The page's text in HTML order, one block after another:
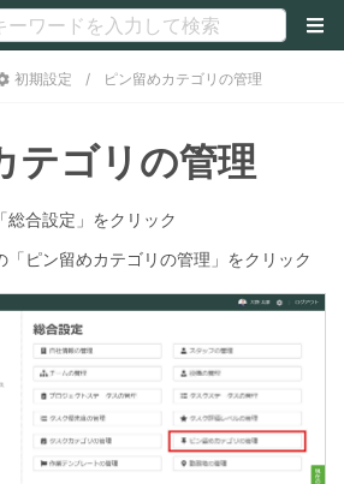
初期設定 ピン留めカテゴリの管理
テゴリの管理
総合設定」をクリック
「ピン留めカテゴリの管理」をクリック